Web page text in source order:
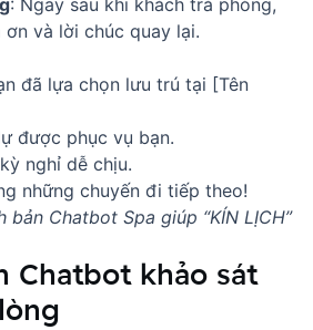
: Ngay sau khi khách trả phòng,
và lời chúc quay lại.
đã lựa chọn lưu trú tại [Tên
được phục vụ bạn.
nghỉ dễ chịu.
những chuyến đi tiếp theo!
bản Chatbot Spa giúp “KÍN LỊCH”
Chatbot khảo sát